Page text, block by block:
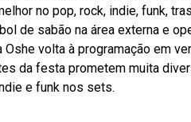
no pop, rock, indie, funk,
de sabão na área externa e
volta à programação em
da festa prometem muita
e funk nos sets.